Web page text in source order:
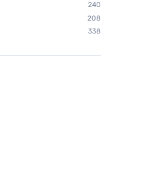
240
208
338